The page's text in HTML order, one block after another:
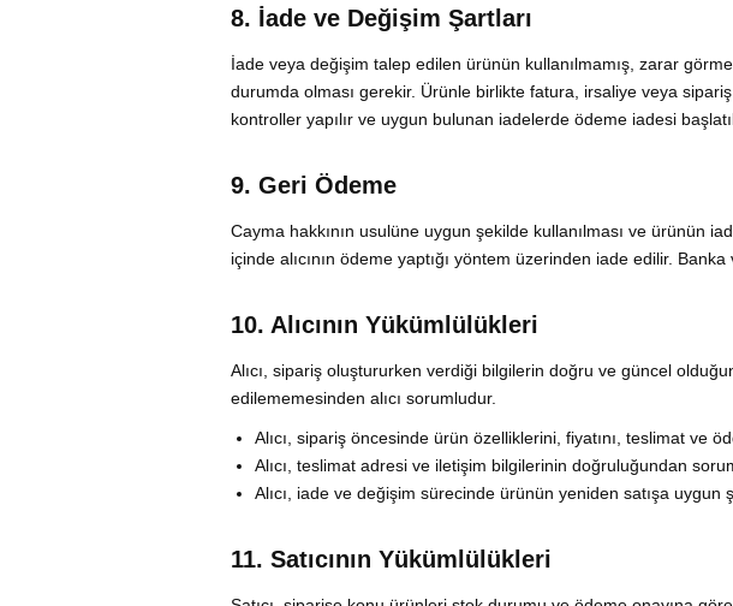
8. İade ve Değişim Şartları
İade veya değişim talep edilen ürünün kullanılmamış, zarar
durumda olması gerekir. Ürünle birlikte fatura, irsaliye veya
kontroller yapılır ve uygun bulunan iadelerde ödeme iadesi
9. Geri Ödeme
Cayma hakkının usulüne uygun şekilde kullanılması ve ürünün
içinde alıcının ödeme yaptığı yöntem üzerinden iade edilir.
10. Alıcının Yükümlülükleri
Alıcı, sipariş oluştururken verdiği bilgilerin doğru ve güncel
edilememesinden alıcı sorumludur.
Alıcı, sipariş öncesinde ürün özelliklerini, fiyatını, teslimat ve
Alıcı, teslimat adresi ve iletişim bilgilerinin doğruluğundan
Alıcı, iade ve değişim sürecinde ürünün yeniden satışa
11. Satıcının Yükümlülükleri